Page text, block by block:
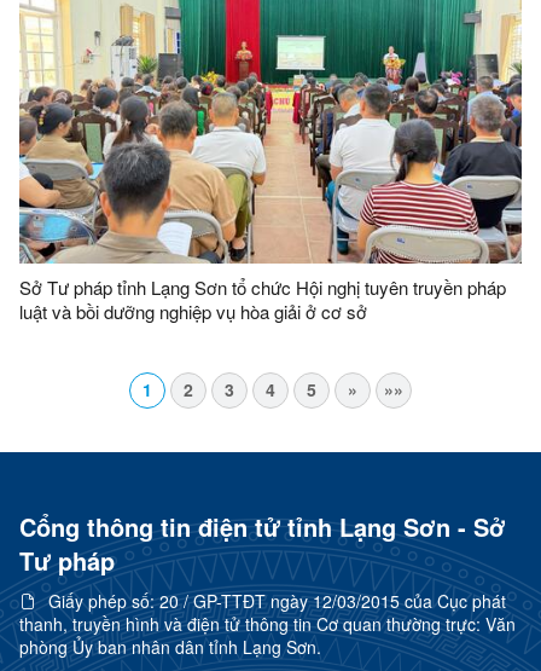
Sở Tư pháp tỉnh Lạng Sơn tổ chức Hội nghị tuyên truyền pháp
luật và bồi dưỡng nghiệp vụ hòa giải ở cơ sở
1 2 3 4 5 » »»
Cổng thông tin điện tử tỉnh Lạng Sơn - Sở
Tư pháp
Giấy phép số:20 / GP-TTĐT ngày 12/03/2015 của Cục phát
thanh, truyền hình và điện tử thông tin Cơ quan thường trực: Văn
phòng Ủy ban nhân dân tỉnh Lạng Sơn.